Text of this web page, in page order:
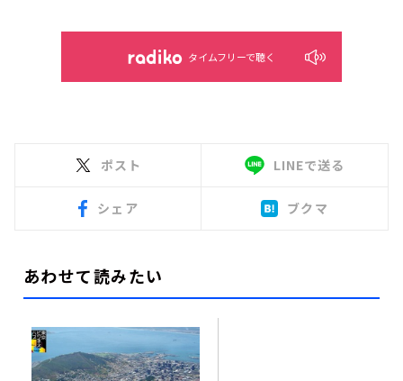
タイムフリーで聴く
ポスト LINEで送る
シェア ブクマ
あわせて読みたい